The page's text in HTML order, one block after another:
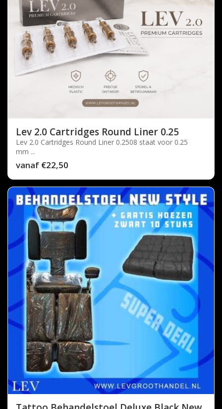
Lev 2.0 Cartridges Round Liner 0.25
Lev 2.0 Cartridges Round Liner 0.2508 staat voor 0.25
mm ...
vanaf €22,50